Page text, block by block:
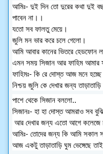
আমিঃ- দুই দিন তো দুরের কথা দুই
পাবেন না।।
যতো সব ফালতু মেয়ে।
জুলি মন ভার করে চলে গেলো।
আমি আবার কানের ভিতরে হেডফোন
এমন সময় সিজান আর ফাহিম আমার
ফাহিমঃ- কি রে দোস্ত আজ মনে
নিশ্চয় জুলি কে দেখার জন্য
পাশে থেকে সিজান বললো..
সিজানঃ- হা হা দোস্ত আমরাও সব
আর দেখার জন্য এতো আগে
আমিঃ- তোদের জন্য কি আমি সকাল
আজ একটু তাড়াতাড়ি ঘুম ভেঙ্গেছে